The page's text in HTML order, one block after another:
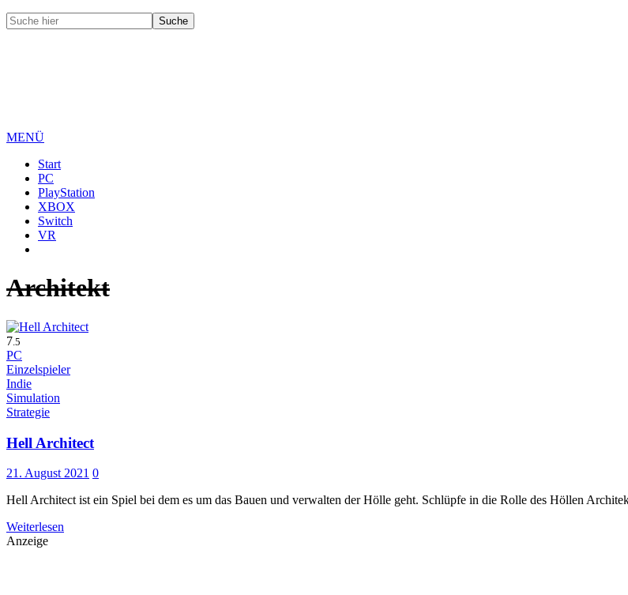
MENÜ
Start
PC
PlayStation
XBOX
Switch
VR
Architekt
7 .5
PC
Einzelspieler
Indie
Simulation
Strategie
Hell Architect
21. August 2021 0
Hell Architect ist ein Spiel bei dem es um das Bauen und verwalten der Hölle geht. Schlüpfe in die Rolle des Höllen
Weiterlesen
Anzeige